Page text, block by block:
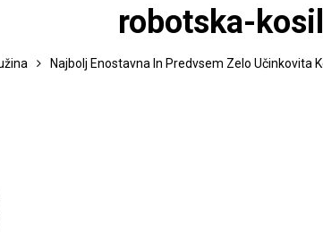
robotska-
Najbolj Enostavna In Predvsem Zelo Učinkovita